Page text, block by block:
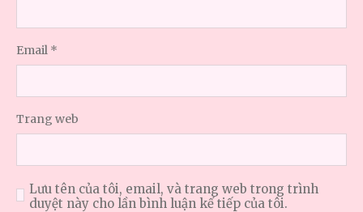
Email *
Trang web
Lưu tên của tôi, email, và trang web trong trình
duyệt này cho lần bình luận kế tiếp của tôi.